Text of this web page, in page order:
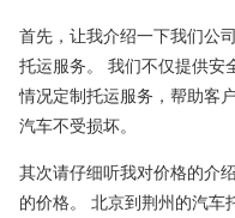
首先，让我介绍一下我们公
托运服务。 我们不仅提供安
情况定制托运服务，帮助客
汽车不受损坏。
其次请仔细听我对价格的介
的价格。 北京到荆州的汽车